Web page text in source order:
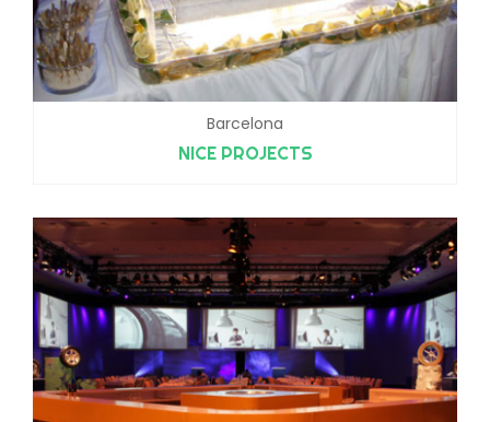
Barcelona
NICE PROJECTS